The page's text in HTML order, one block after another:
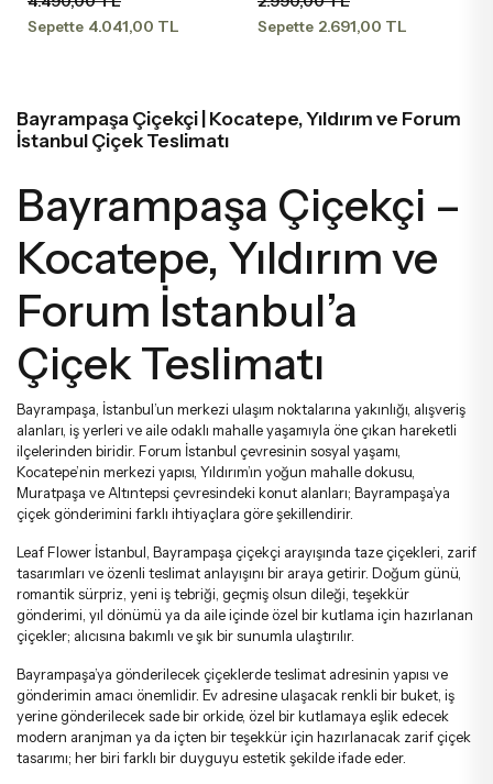
Söz & Nişan Çiçekleri
Öğretmene Çiçek
Gelin & Damat Yaka Çiçekleri
Anneye Çiçek
Babaya Çiçek
Tebrik - Terfi Çiçekleri
Hoş Geldin Bebek Çiçekleri
Özür Çiçekleri
Kapuçino
Starliçe Buketleri
Sümbül Buketleri
Luxury Buketler
Büyük Buketler
Erengül Buketleri
Papatya Ve Kır Buketleri
Peluş Ayıcık Ve Gül Buketi
Gelin Buketleri
Şakayık Ve Şakayıklı Aranjmanlar
Luxury Aranjmanlar Ve Tasarımlar
Sepette 4.041,00 TL Sepette 2.691,00 TL
Bayrampaşa Çiçekçi | Kocatepe, Yıldırım ve Forum
İstanbul Çiçek Teslimatı
Bayrampaşa Çiçekçi –
Kocatepe, Yıldırım ve
Forum İstanbul’a
Çiçek Teslimatı
Bayrampaşa, İstanbul’un merkezi ulaşım noktalarına yakınlığı, alışveriş
alanları, iş yerleri ve aile odaklı mahalle yaşamıyla öne çıkan hareketli
ilçelerinden biridir. Forum İstanbul çevresinin sosyal yaşamı,
Kocatepe’nin merkezi yapısı, Yıldırım’ın yoğun mahalle dokusu,
Muratpaşa ve Altıntepsi çevresindeki konut alanları; Bayrampaşa’ya
çiçek gönderimini farklı ihtiyaçlara göre şekillendirir.
Leaf Flower İstanbul, Bayrampaşa çiçekçi arayışında taze çiçekleri, zarif
tasarımları ve özenli teslimat anlayışını bir araya getirir. Doğum günü,
romantik sürpriz, yeni iş tebriği, geçmiş olsun dileği, teşekkür
gönderimi, yıl dönümü ya da aile içinde özel bir kutlama için hazırlanan
çiçekler; alıcısına bakımlı ve şık bir sunumla ulaştırılır.
Bayrampaşa’ya gönderilecek çiçeklerde teslimat adresinin yapısı ve
gönderimin amacı önemlidir. Ev adresine ulaşacak renkli bir buket, iş
yerine gönderilecek sade bir orkide, özel bir kutlamaya eşlik edecek
modern aranjman ya da içten bir teşekkür için hazırlanacak zarif çiçek
tasarımı; her biri farklı bir duyguyu estetik şekilde ifade eder.